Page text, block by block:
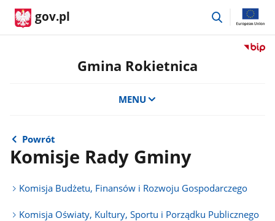
gov.pl
przejdź
Przejdź
Gmina Rokietnica
MENU
Powrót
Komisje Rady Gminy
Komisja Budżetu, Finansów i Rozwoju Gospodarczego
Komisja Oświaty, Kultury, Sportu i Porządku Publicznego